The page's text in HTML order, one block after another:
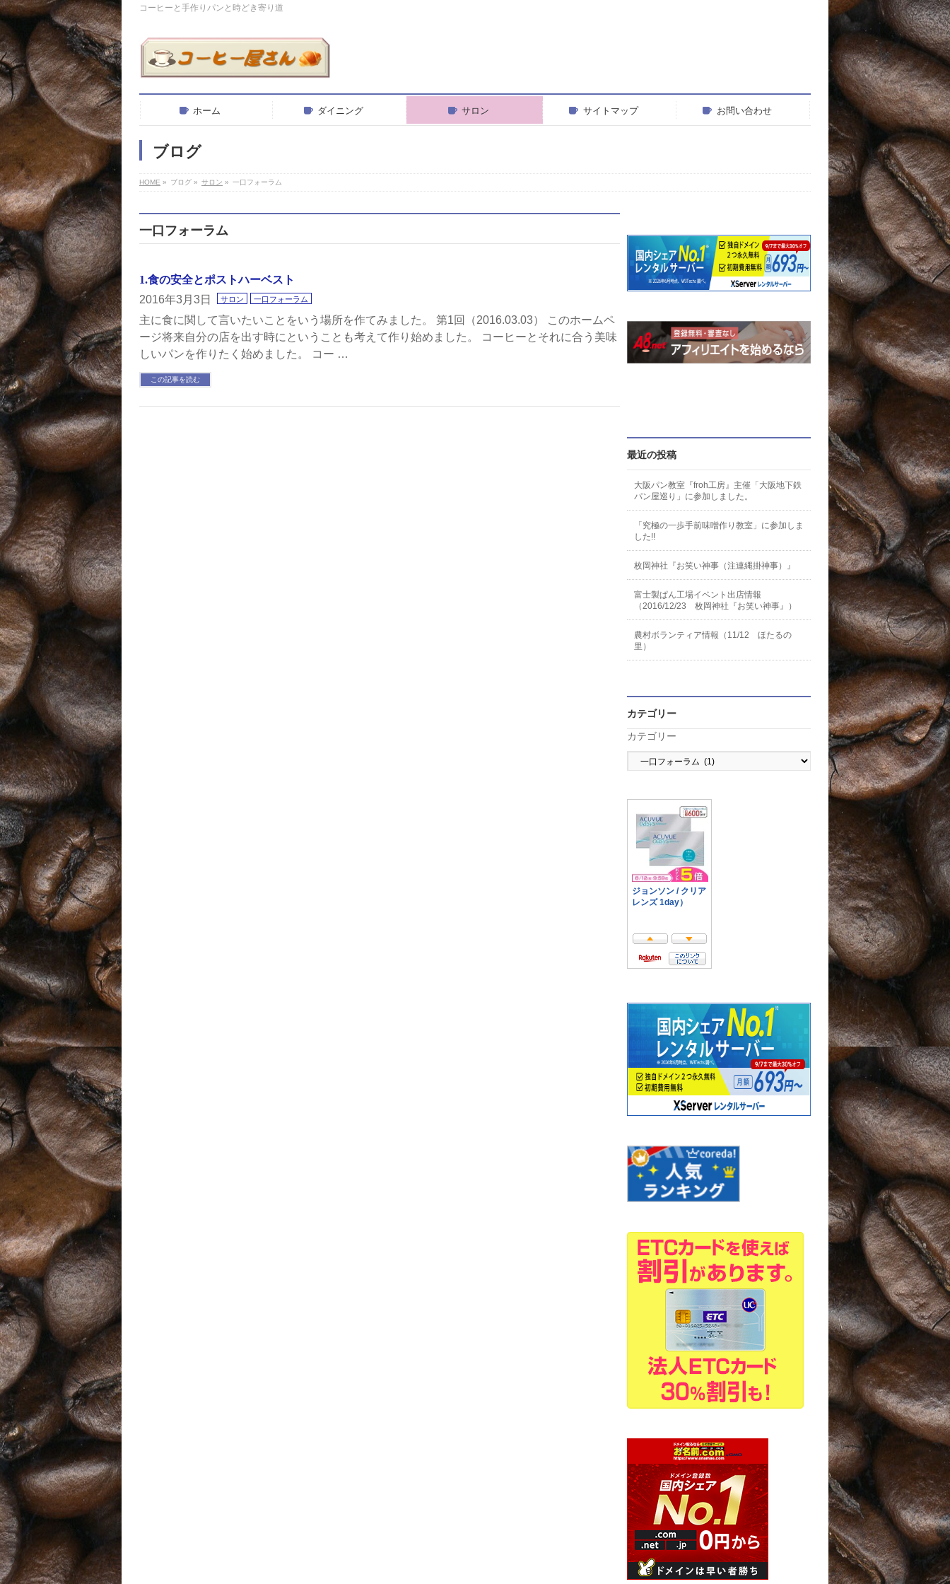
コーヒーと手作りパンと時どき寄り道
ホーム ダイニング サロン サイトマップ お問い合わせ
ブログ
HOME » ブログ » サロン » 一口フォーラム
一口フォーラム
1.食の安全とポストハーベスト
2016年3月3日
サロン 一口フォーラム
主に食に関して言いたいことをいう場所を作てみました。 第1回（2016.03.03） このホームペ
ージ将来自分の店を出す時にということも考えて作り始めました。 コーヒーとそれに合う美味
しいパンを作りたく始めました。 コー …
この記事を読む
最近の投稿
大阪パン教室『froh工房』主催「大阪地下鉄
パン屋巡り」に参加しました。
「究極の一歩手前味噌作り教室」に参加しま
した!!
枚岡神社『お笑い神事（注連縄掛神事）』
富士製ぱん工場イベント出店情報
（2016/12/23 枚岡神社『お笑い神事』）
農村ボランティア情報（11/12 ほたるの
里）
カテゴリー
カテゴリー